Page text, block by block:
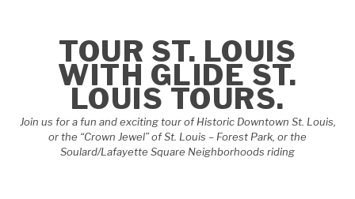
TOUR ST. LOUIS
WITH GLIDE ST.
LOUIS TOURS.
Join us for a fun and exciting tour of Historic Downtown St. Louis,
or the “Crown Jewel” of St. Louis – Forest Park, or the
Soulard/Lafayette Square Neighborhoods riding